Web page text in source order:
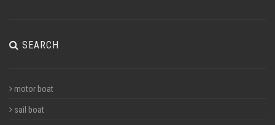
SEARCH
motor boat
sail boat